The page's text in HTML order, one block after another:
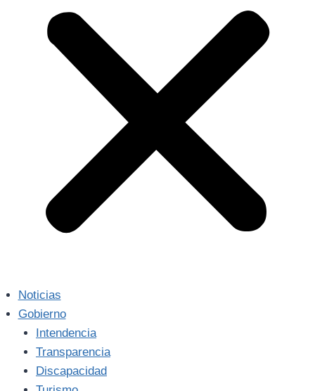
Noticias
Gobierno
Intendencia
Transparencia
Discapacidad